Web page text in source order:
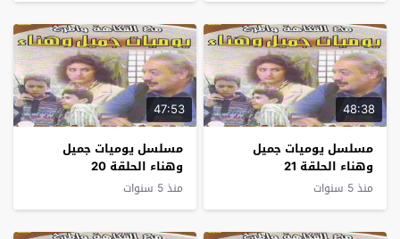
48:38
مسلسل يوميات جميل
وهناء الحلقة 21
منذ 5 سنوات
47:53
مسلسل يوميات جميل
وهناء الحلقة 20
منذ 5 سنوات